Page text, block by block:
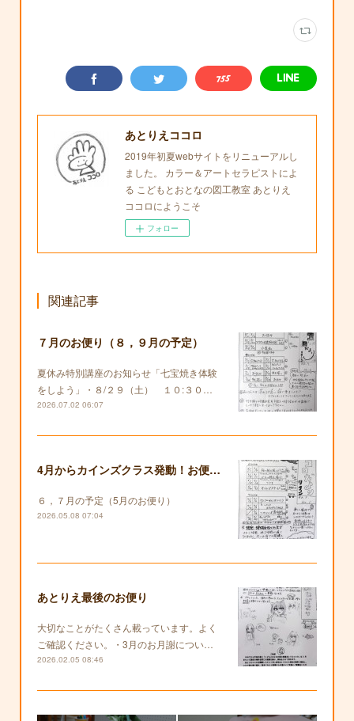
あとりえココロ
2019年初夏webサイトをリニューアルし
ました。 カラー＆アートセラピストによ
る こどもとおとなの図工教室 あとりえ
ココロにようこそ
フォロー
関連記事
７月のお便り（８，９月の予定）
夏休み特別講座のお知らせ「七宝焼き体験
をしよう」・８/２９（土） １０:３０…
2026.07.02 06:07
4月からカインズクラス発動！お便りも復活します！
６，７月の予定（5月のお便り）
2026.05.08 07:04
あとりえ最後のお便り
大切なことがたくさん載っています。よく
ご確認ください。・3月のお月謝につい…
2026.02.05 08:46